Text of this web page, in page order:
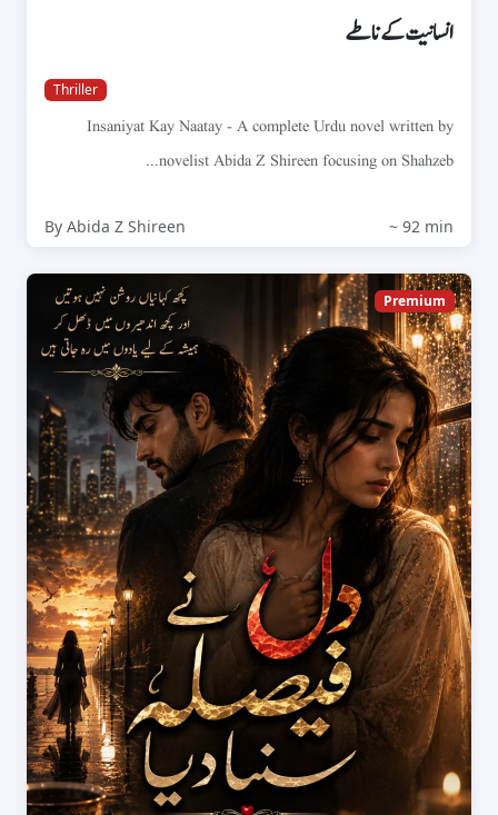
انسانیت کے ناطے
Thriller
Insaniyat Kay Naatay - A complete Urdu novel written by
novelist Abida Z Shireen focusing on Shahzeb...
By Abida Z Shireen ~ 92 min
Premium